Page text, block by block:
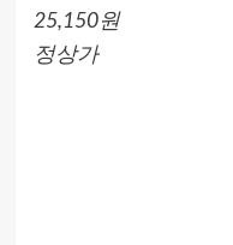
25,150원
정상가